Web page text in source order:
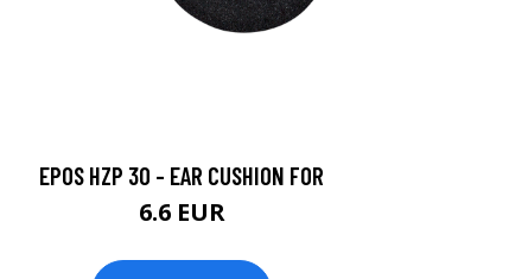
EPOS HZP 30 - EAR CUSHION FOR
6.6 EUR